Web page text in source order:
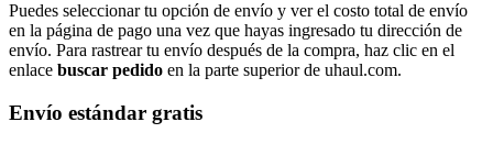
Puedes seleccionar tu opción de envío y ver el costo total de envío
en la página de pago una vez que hayas ingresado tu dirección de
envío. Para rastrear tu envío después de la compra, haz clic en el
enlace buscar pedido​​​​​​​ en la parte superior de uhaul.com.
Envío estándar gratis